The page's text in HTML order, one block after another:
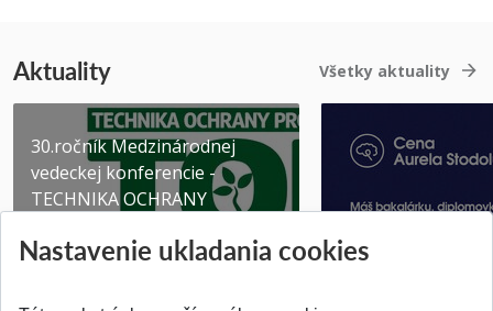
Aktuality Všetky aktuality
30.ročník Medzinárodnej
vedeckej konferencie -
TECHNIKA OCHRANY
Pridané 03.08.2026 Pridané 07.07.2026
Nastavenie ukladania cookies